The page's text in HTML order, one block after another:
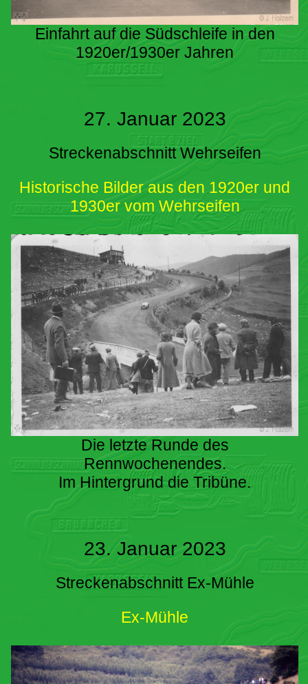
Einfahrt auf die Südschleife in den
1920er/1930er Jahren
27. Januar 2023
Streckenabschnitt Wehrseifen
Historische Bilder aus den 1920er und
1930er vom Wehrseifen
Die letzte Runde des
Rennwochenendes.
Im Hintergrund die Tribüne.
23. Januar 2023
Streckenabschnitt Ex-Mühle
Ex-Mühle